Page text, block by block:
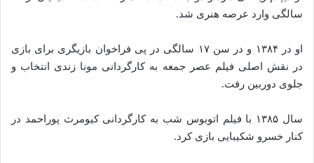
سالگی وارد عرصه هنری شد.
او در ۱۳۸۴ و در سن ۱۷ سالگی در پی فراخوان بازیگری برای بازی
در نقش اصلی فیلم عصر جمعه به کارگردانی مونا زندی انتخاب و
جلوی دوربین رفت.
سال ۱۳۸۵ با فیلم اتوبوس شب به کارگردانی کیومرث پوراحمد در
کنار خسرو شکیبایی بازی کرد.